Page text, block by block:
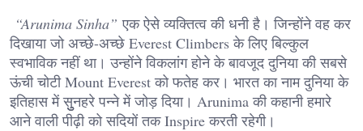
“Arunima Sinha” एक ऐसे व्यक्तित्व की धनी है। जिन्होंने वह कर
दिखाया जो अच्छे-अच्छे Everest Climbers के लिए बिल्कुल
स्वभाविक नहीं था। उन्होंने विकलांग होने के बावजूद दुनिया की सबसे
ऊंची चोटी Mount Everest को फतेह कर। भारत का नाम दुनिया के
इतिहास में सुुुनहरे पन्ने में जोड़ दिया। Arunima की कहानी हमारे
आने वाली पीढ़ी को सदियों तक Inspire करती रहेगी।